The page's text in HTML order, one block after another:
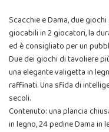
Scacchie e Dama, due
giocabili in 2 giocatori, la
ed è consigliato per un
Due dei giochi di tavoliere
una elegante valigetta in
raffinati. Una sfida di
secoli.
Contenuto: una plancia
in legno, 24 pedine Dama in